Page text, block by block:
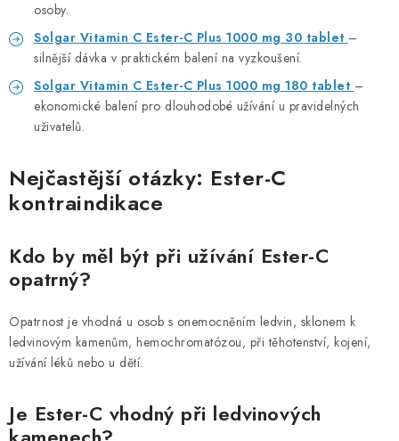
osoby.
Solgar Vitamin C Ester-C Plus 1000 mg 30 tablet –
silnější dávka v praktickém balení na vyzkoušení.
Solgar Vitamin C Ester-C Plus 1000 mg 180 tablet –
ekonomické balení pro dlouhodobé užívání u pravidelných
uživatelů.
Nejčastější otázky: Ester-C
kontraindikace
Kdo by měl být při užívání Ester-C
opatrný?
Opatrnost je vhodná u osob s onemocněním ledvin, sklonem k
ledvinovým kamenům, hemochromatózou, při těhotenství, kojení,
užívání léků nebo u dětí.
Je Ester-C vhodný při ledvinových